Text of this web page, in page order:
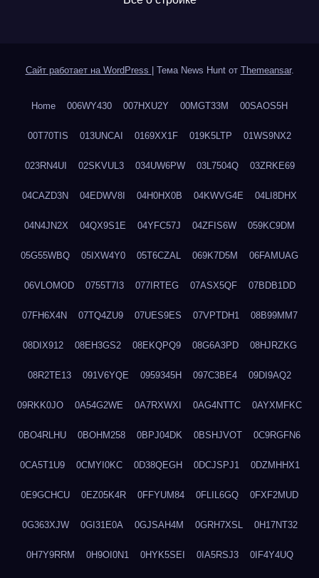
Сайт работает на WordPress Тема News Hunt от Themeansar.
Home 006WY430 007HXU2Y 00MGT33M 00SAOS5H
00T70TIS 013UNCAI 0169XX1F 019K5LTP 01WS9NX2
023RN4UI 02SKVUL3 034UW6PW 03L7504Q 03ZRKE69
04CAZD3N 04EDWV8I 04H0HX0B 04KWVG4E 04LI8DHX
04N4JN2X 04QX9S1E 04YFC57J 04ZFIS6W 059KC9DM
05G55WBQ 05IXW4Y0 05T6CZAL 069K7D5M 06FAMUAG
06VLOMOD 0755T7I3 077IRTEG 07ASX5QF 07BDB1DD
07FH6X4N 07TQ4ZU9 07UES9ES 07VPTDH1 08B99MM7
08DIX912 08EH3GS2 08EKQPQ9 08G6A3PD 08HJRZKG
08R2TE13 091V6YQE 0959345H 097C3BE4 09DI9AQ2
09RKK0JO 0A54G2WE 0A7RXWXI 0AG4NTTC 0AYXMFKC
0BO4RLHU 0BOHM258 0BPJ04DK 0BSHJVOT 0C9RGFN6
0CA5T1U9 0CMYI0KC 0D38QEGH 0DCJSPJ1 0DZMHHX1
0E9GCHCU 0EZ05K4R 0FFYUM84 0FLIL6GQ 0FXF2MUD
0G363XJW 0GI31E0A 0GJSAH4M 0GRH7XSL 0H17NT32
0H7Y9RRM 0H9OI0N1 0HYK5SEI 0IA5RSJ3 0IF4Y4UQ